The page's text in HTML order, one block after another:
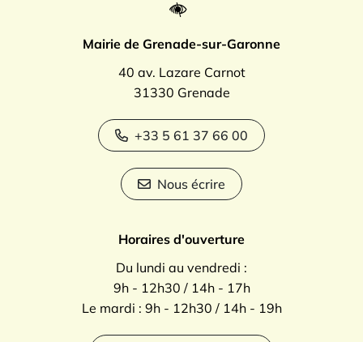
Mairie de Grenade-sur-Garonne
40 av. Lazare Carnot
31330 Grenade
+33 5 61 37 66 00
Nous écrire
Horaires d'ouverture
Du lundi au vendredi :
9h - 12h30 / 14h - 17h
Le mardi : 9h - 12h30 / 14h - 19h